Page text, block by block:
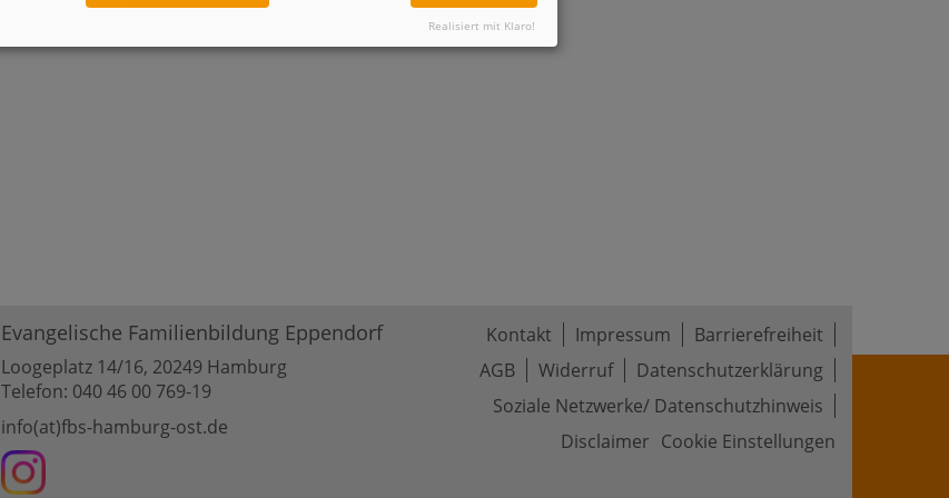
Evangelische Familienbildung Eppendorf
Loogeplatz 14/16, 20249 Hamburg
Telefon: 040 46 00 769-19
info(at)fbs-hamburg-ost.de
Kontakt Impressum
Barrierefreiheit
AGB
Widerruf
Datenschutzerklärung
Soziale Netzwerke/ Datenschutzhinweis
Disclaimer Cookie Einstellungen
Realisiert mit Klaro!